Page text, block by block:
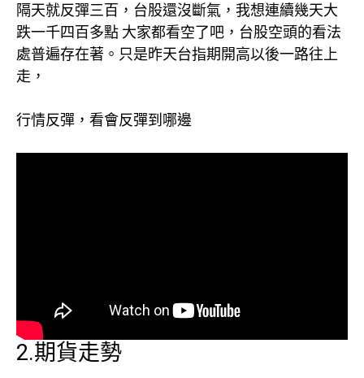
隔天就反彈三百，台股還沒斷氣，我想連續幾天大
跌一千四百多點 大家都看空了吧，台股空頭的看法
處普遍存在著。只是昨天台指期開高以後一路往上
走，
行情反彈，看會反彈到哪邊
2.期貨走勢